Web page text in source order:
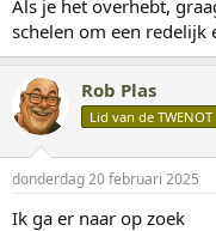
e
n
Als je het overhebt,
schelen om een redelijk
Rob Plas
Lid van de TWENOT
donderdag 20 februari 2025
Ik ga er naar op zoek